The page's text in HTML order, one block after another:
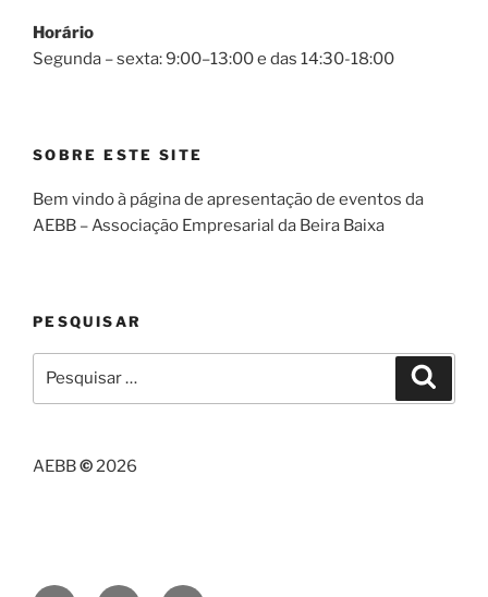
Horário
Segunda – sexta: 9:00–13:00 e das 14:30-18:00
SOBRE ESTE SITE
Bem vindo à página de apresentação de eventos da
AEBB – Associação Empresarial da Beira Baixa
PESQUISAR
por:
AEBB©2026